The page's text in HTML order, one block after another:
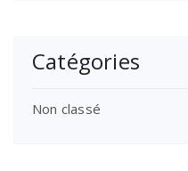
Catégories
Non classé